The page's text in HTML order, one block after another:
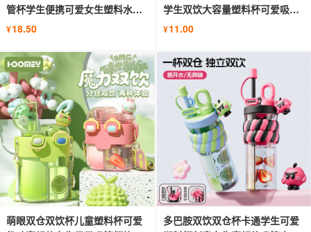
管杯学生便携可爱女生塑料水杯
子
¥18.50
学生双饮大容量塑料杯可爱吸管
杯子
¥11.00
萌眼双仓双饮杯儿童塑料杯可爱
多巴胺双饮双仓杯卡通学生可爱